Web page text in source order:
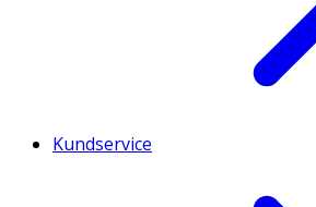
Kundservice